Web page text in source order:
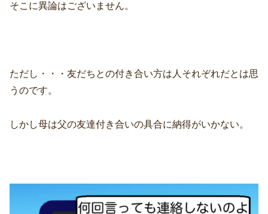
そこに異論はございません。
ただし・・・友だちとの付き合い方は人それぞれだとは思
うのです。
しかし母は父の友達付き合いの具合に納得がいかない。